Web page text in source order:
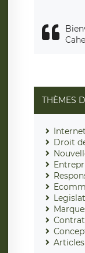
THÈMES
Droit